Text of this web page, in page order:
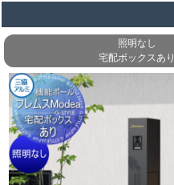
照明なし
宅配ボックスあり